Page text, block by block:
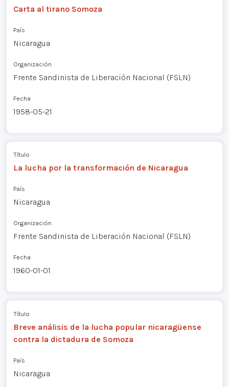
Carta al tirano Somoza
País
Nicaragua
Organización
Frente Sandinista de Liberación Nacional (FSLN)
Fecha
1958-05-21
Título
La lucha por la transformación de Nicaragua
País
Nicaragua
Organización
Frente Sandinista de Liberación Nacional (FSLN)
Fecha
1960-01-01
Título
Breve análisis de la lucha popular nicaragüense
contra la dictadura de Somoza
País
Nicaragua